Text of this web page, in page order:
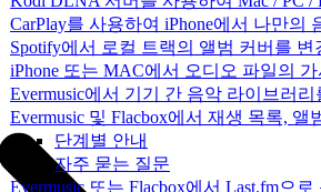
CarPlay를 사용하여 iPhone에서 나만의
Spotify에서 로컬 트랙의 앨범 커버를
iPhone 또는 MAC에서 오디오 파일의
Evermusic에서 기기 간 음악 라이브러
Evermusic 및 Flacbox에서 재생 목록,
단계별 안내
자주 묻는 질문
Evermusic 또는 Flacbox에서 Last.fm으